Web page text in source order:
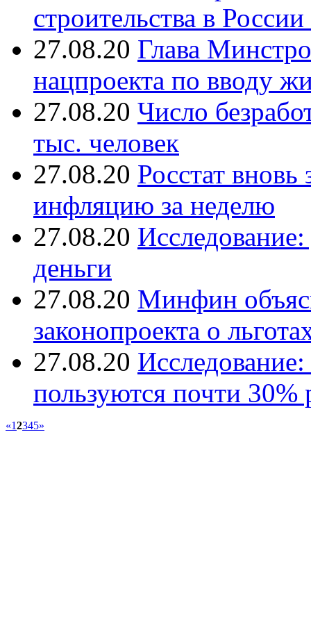
строительства в
27.08.20 Глава
нацпроекта по вводу
27.08.20 Число
тыс. человек
27.08.20 Росстат
инфляцию за неделю
27.08.20
деньги
27.08.20 Минфин
законопроекта о
27.08.20
пользуются почти 30%
«12345»